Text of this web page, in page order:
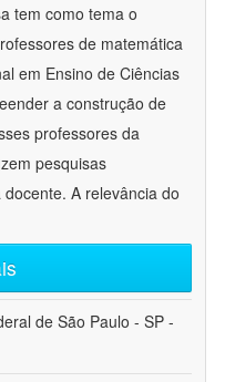
tem como tema o
de matemática
em Ensino de Ciências
a construção de
professores da
pesquisas
A relevância do
de São Paulo - SP -